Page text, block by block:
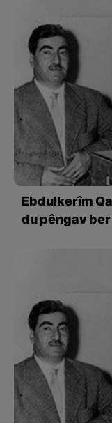
Ebdulkerîm
du pêngav ber